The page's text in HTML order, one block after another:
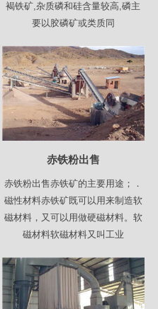
褐铁矿,杂质磷和硅含量较高,磷主
要以胶磷矿或类质同
赤铁粉出售
赤铁粉出售赤铁矿的主要用途；．
磁性材料赤铁矿既可以用来制造软
磁材料，又可以用做硬磁材料。软
磁材料软磁材料又叫工业